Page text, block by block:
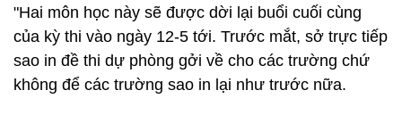
"Hai môn học này sẽ được dời lại buổi cuối cùng
của kỳ thi vào ngày 12-5 tới. Trước mắt, sở trực tiếp
sao in đề thi dự phòng gởi về cho các trường chứ
không để các trường sao in lại như trước nữa.